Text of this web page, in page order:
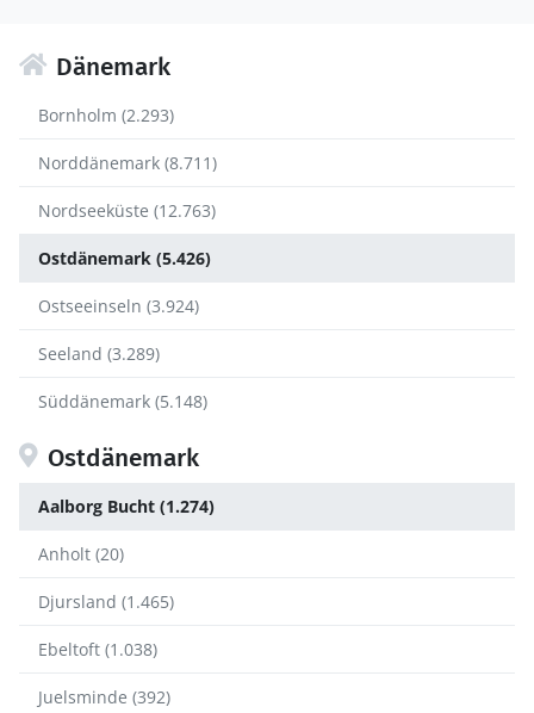
Dänemark
Bornholm (2.293)
Norddänemark (8.711)
Nordseeküste (12.763)
Ostdänemark (5.426)
Ostseeinseln (3.924)
Seeland (3.289)
Süddänemark (5.148)
Ostdänemark
Aalborg Bucht (1.274)
Anholt (20)
Djursland (1.465)
Ebeltoft (1.038)
Juelsminde (392)